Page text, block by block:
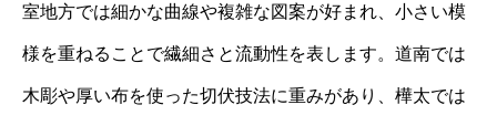
室地方では細かな曲線や複雑な図案が好まれ、小さい模
様を重ねることで繊細さと流動性を表します。道南では
木彫や厚い布を使った切伏技法に重みがあり、樺太では